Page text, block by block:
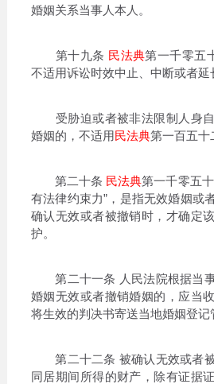
婚姻关系当事人本人。
第十九条 民法典第一千零五
不适用诉讼时效中止、中断或者延
受胁迫或者被非法限制人身自
婚姻的，不适用民法典第一百五十
第二十条 民法典第一千零五
有法律约束力”，是指无效婚姻或
确认无效或者被撤销时，才确定
护。
第二十一条 人民法院根据当事
婚姻无效或者撤销婚姻的，应当
将生效的判决书寄送当地婚姻登记
第二十二条 被确认无效或者被
同居期间所得的财产，除有证据